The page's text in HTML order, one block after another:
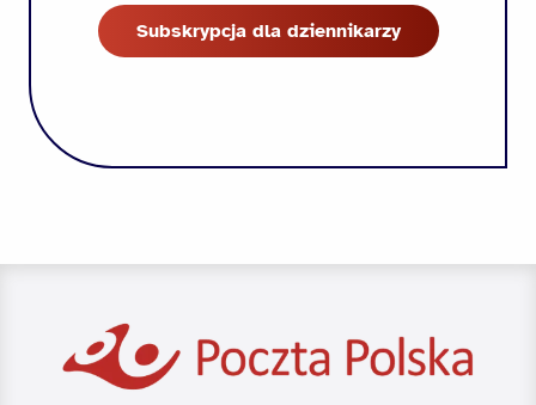
Subskrypcja dla dziennikarzy